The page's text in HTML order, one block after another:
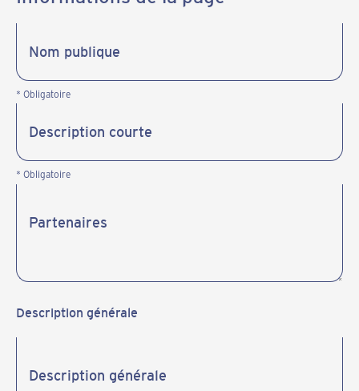
* Obligatoire
* Obligatoire
Description générale